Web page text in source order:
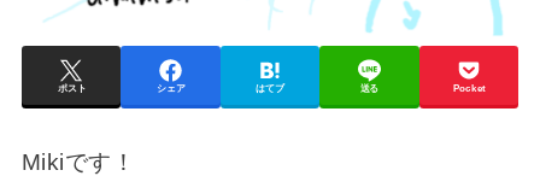
ポスト シェア はてブ 送る Pocket
Mikiです！